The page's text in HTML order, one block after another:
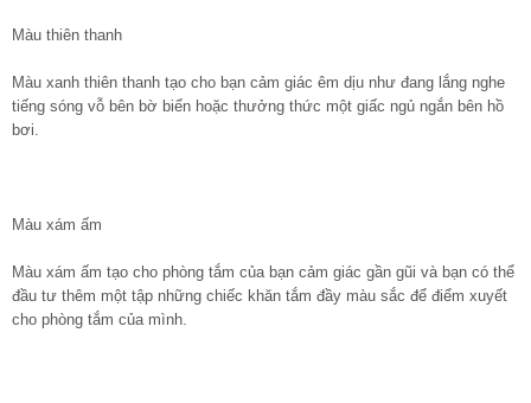
Màu thiên thanh
Màu xanh thiên thanh tạo cho bạn cảm giác êm dịu như đang lắng nghe
tiếng sóng vỗ bên bờ biển hoặc thưởng thức một giấc ngủ ngắn bên hồ
bơi.
Màu xám ấm
Màu xám ấm tạo cho phòng tắm của bạn cảm giác gần gũi và bạn có thể
đầu tư thêm một tập những chiếc khăn tắm đầy màu sắc để điểm xuyết
cho phòng tắm của mình.